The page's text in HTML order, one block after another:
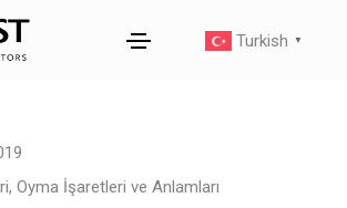
Turkish ▼
, Oyma İşaretleri ve Anlamları